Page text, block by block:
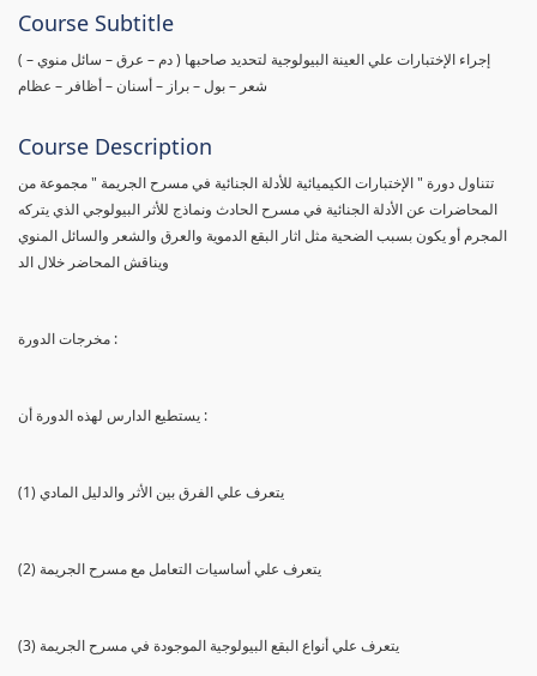
Course Subtitle
( إجراء الإختبارات علي العينة البيولوجية لتحديد صاحبها ( دم – عرق – سائل منوي –
شعر – بول – براز – أسنان – أظافر – عظام
Course Description
تتناول دورة " الإختبارات الكيميائية للأدلة الجنائية في مسرح الجريمة " مجموعة من
المحاضرات عن الأدلة الجنائية في مسرح الحادث ونماذج للأثر البيولوجي الذي يتركه
المجرم أو يكون بسبب الضحية مثل اثار البقع الدموية والعرق والشعر والسائل المنوي
ويناقش المحاضر خلال الد
مخرجات الدورة :
يستطيع الدارس لهذه الدورة أن :
(1) يتعرف علي الفرق بين الأثر والدليل المادي
(2) يتعرف علي أساسيات التعامل مع مسرح الجريمة
(3) يتعرف علي أنواع البقع البيولوجية الموجودة في مسرح الجريمة